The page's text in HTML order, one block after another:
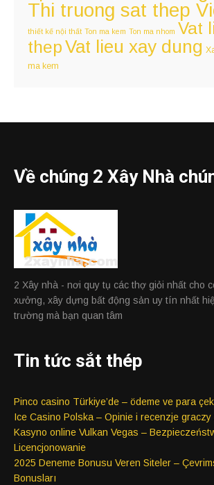
Thi truong sat thep
thiết kế nội thất Ton ma kem Ton ma nhom Vat
thepVat lieu xay dung
ma kem
Về chúng 2 Xây Nhà
2 Xây nhà - nơi quy tụ các thợ giỏi nhất cho
xưởng, xây dựng bất động sản uy tín nhất
trường mà bạn quan tâm
Tin tức sắt thép
Pinco casino Türkiye’de – ödeme ve para
Ice Casino Polska – Opinie i recenzje graczy
Kasyno online Vulkan Vegas –
Licencjonowanie
2025 Deneme Bonusu Veren Siteler –
Bonusları